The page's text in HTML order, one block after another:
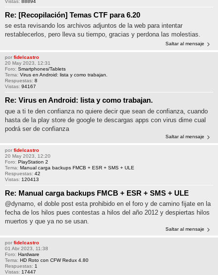
Re: [Recopilación] Temas CTF para 6.20
se esta revisando los archivos adjuntos de la web para intentar
restablecerlos, pero lleva su tiempo, gracias y perdona las molestias.
Saltar al mensaje
por fidelcastro
20 May 2023, 12:31
Foro: Smartphones/Tablets
Tema: Virus en Android: lista y como trabajan.
Respuestas: 8
Vistas: 94167
Re: Virus en Android: lista y como trabajan.
que a ti te den confianza no quiere decir que sean de confianza, cuando
hasta de la play store de google te descargas apps con virus dime cual
podrá ser de confianza
Saltar al mensaje
por fidelcastro
20 May 2023, 12:20
Foro: PlayStation 2
Tema: Manual carga backups FMCB + ESR + SMS + ULE
Respuestas: 42
Vistas: 120413
Re: Manual carga backups FMCB + ESR + SMS + ULE
@dynamo, el doble post esta prohibido en el foro y de camino fijate en la
fecha de los hilos pues contestas a hilos del año 2012 y despiertas hilos
muertos y que ya no se usan.
Saltar al mensaje
por fidelcastro
01 Abr 2023, 11:38
Foro: Hardware
Tema: HD Roto con CFW Redux 4.80
Respuestas: 1
Vistas: 17447